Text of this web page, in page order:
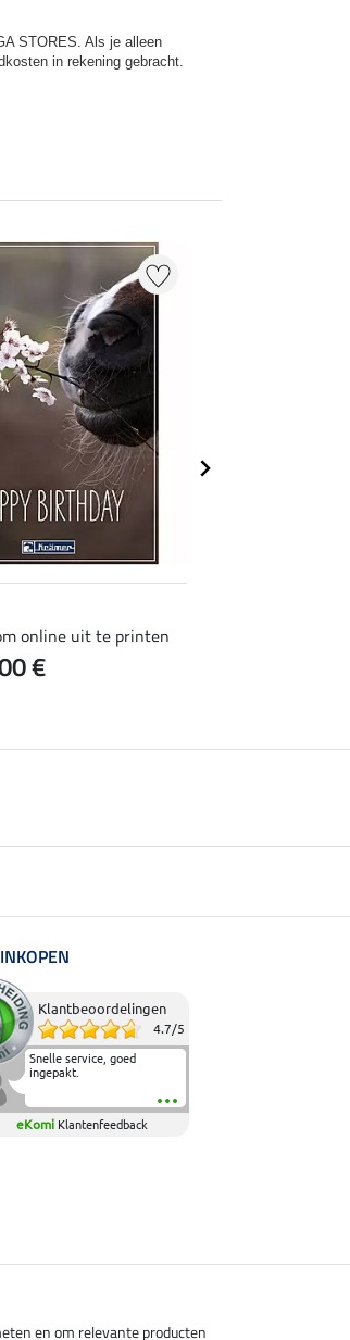
STORES. Als je alleen
in rekening gebracht.
online uit te printen
€
Klantbeoordelingen
4.7/5
Snelle service, goed
ingepakt.
eKomi Klantenfeedback
en om relevante producten